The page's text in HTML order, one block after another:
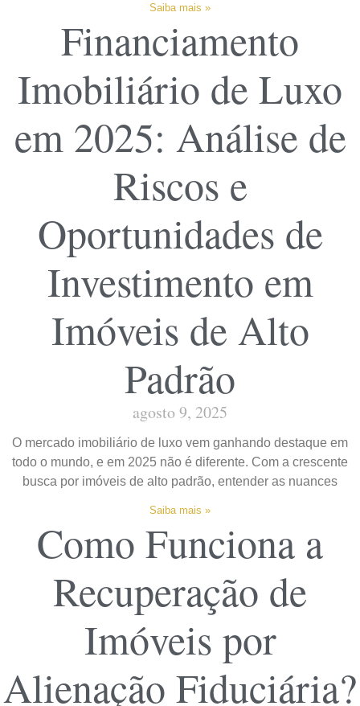
Saiba mais »
Financiamento
Imobiliário de Luxo
em 2025: Análise de
Riscos e
Oportunidades de
Investimento em
Imóveis de Alto
Padrão
agosto 9, 2025
O mercado imobiliário de luxo vem ganhando destaque em
todo o mundo, e em 2025 não é diferente. Com a crescente
busca por imóveis de alto padrão, entender as nuances
Saiba mais »
Como Funciona a
Recuperação de
Imóveis por
Alienação Fiduciária?